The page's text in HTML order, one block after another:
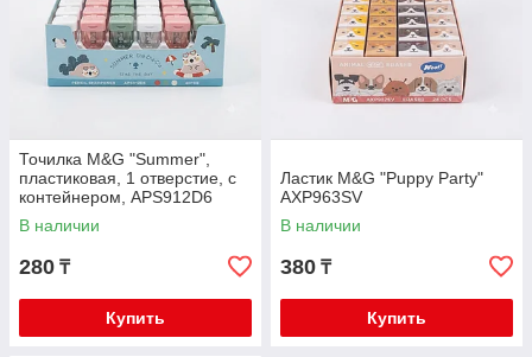
Точилка M&G "Summer",
пластиковая, 1 отверстие, с
контейнером, APS912D6
В наличии
280 ₸
Купить
Ластик M&G "Puppy Party"
AXP963SV
В наличии
380 ₸
Купить